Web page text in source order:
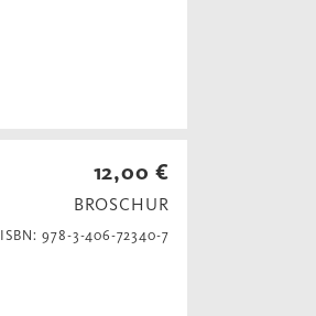
12,00 €
BROSCHUR
ISBN: 978-3-406-72340-7